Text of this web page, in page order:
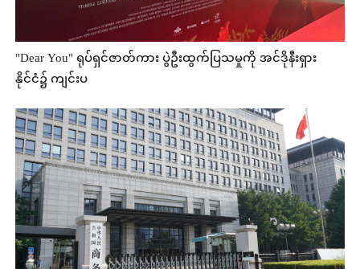
"Dear You" ရုပ်ရှင်ဇာတ်ကား ပွဲဦးထွက်ပြသမှုကို အင်ဒိုနီးရှား
နိုင်ငံ၌ ကျင်းပ